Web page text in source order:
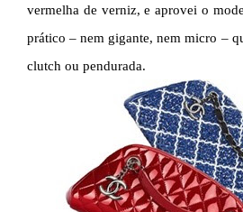
vermelha de verniz, e aprovei o
prático – nem gigante, nem micro –
clutch ou pendurada.